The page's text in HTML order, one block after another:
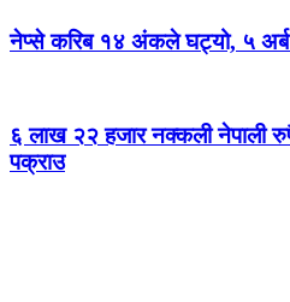
नेप्से करिब १४ अंकले घट्यो, ५ अर्ब
६ लाख २२ हजार नक्कली नेपाली
पक्राउ